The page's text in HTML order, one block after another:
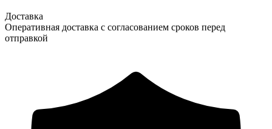
Доставка
Оперативная доставка с согласованием сроков перед
отправкой